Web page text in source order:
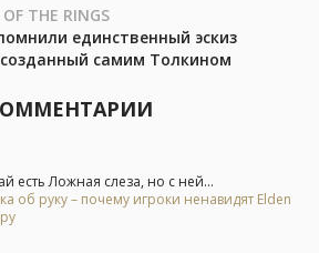
THE RINGS
единственный эскиз
самим Толкином
есть Ложная слеза, но с ней...
об руку – почему игроки ненавидят Elden